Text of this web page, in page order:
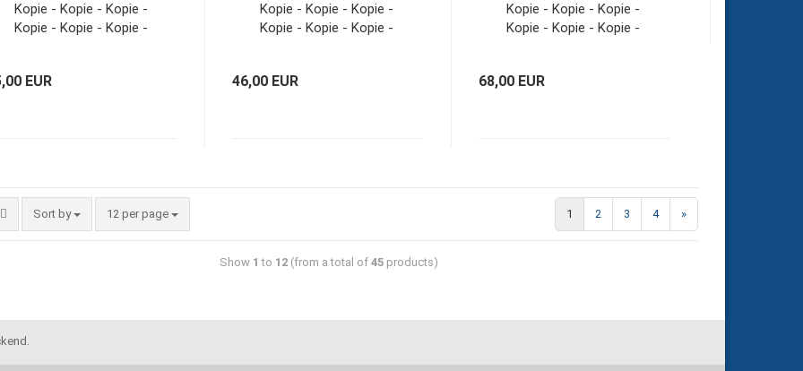
Kopie - Kopie - Kopie -
Kopie - Kopie - Kopie -
EUR
Kopie - Kopie - Kopie -
Kopie - Kopie - Kopie -
46,00 EUR
Kopie - Kopie - Kopie -
Kopie - Kopie - Kopie -
68,00 EUR
Sort by 12 per page 1 2 3 4 »
Show 1 to 12(from a total of 45products)